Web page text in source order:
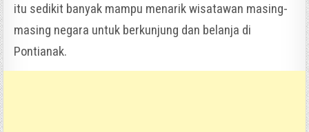
itu sedikit banyak mampu menarik wisatawan masing-
masing negara untuk berkunjung dan belanja di
Pontianak.